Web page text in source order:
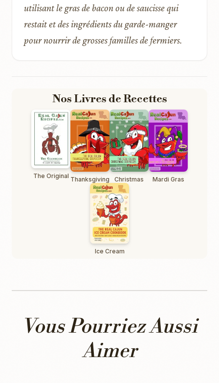
utilisant le gras de bacon ou de saucisse qui
restait et des ingrédients du garde-manger
pour nourrir de grosses familles de fermiers.
Nos Livres de Recettes
The Original Thanksgiving Christmas Mardi Gras
Ice Cream
Vous Pourriez Aussi
Aimer